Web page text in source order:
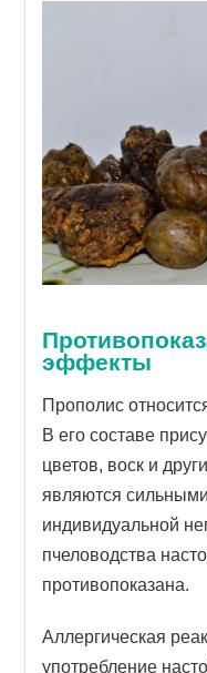
эффекты
Прополис
В его составе
цветов, воск и
являются
индивидуальной
пчеловодства
противопоказана.
Аллергическая
употребление